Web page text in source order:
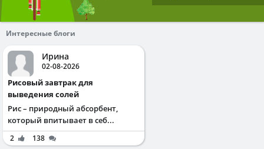
Интересные блоги
Ирина
02-08-2026
Рисовый завтрак для
выведения солей
Рис – природный абсорбент,
который впитывает в себ...
2 138